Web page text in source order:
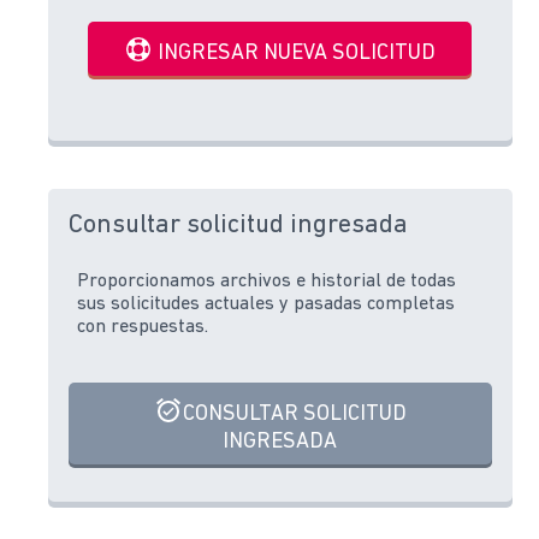
INGRESAR NUEVA SOLICITUD
Consultar solicitud ingresada
Proporcionamos archivos e historial de todas
sus solicitudes actuales y pasadas completas
con respuestas.
CONSULTAR SOLICITUD
INGRESADA